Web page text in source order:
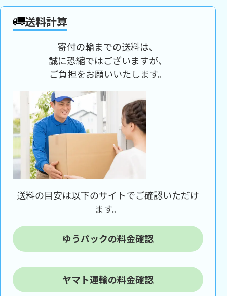
送料計算
寄付の輪までの送料は、
誠に恐縮ではございますが、
ご負担をお願いいたします。
送料の目安は以下のサイトでご確認いただけ
ます。
ゆうパックの料金確認
ヤマト運輸の料金確認